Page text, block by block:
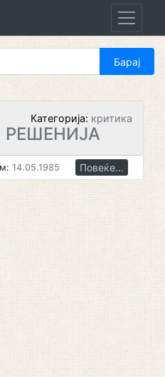
Категорија: критика
14.05.1985 Повеќе...